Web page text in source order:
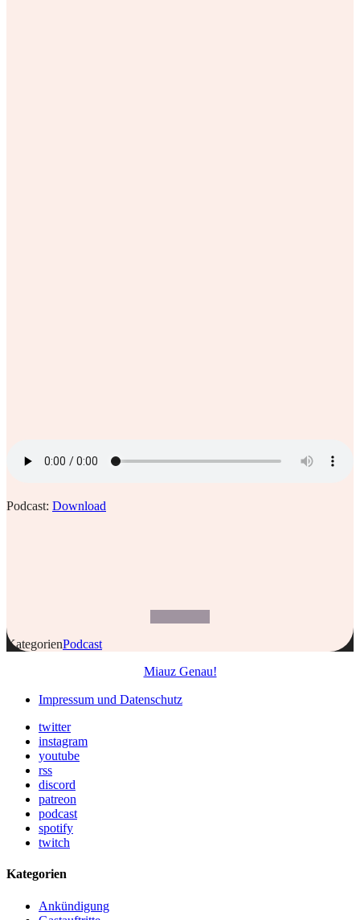
Podcast: Download
KategorienPodcast
Miauz Genau!
Impressum und Datenschutz
twitter
instagram
youtube
rss
discord
patreon
podcast
spotify
twitch
Kategorien
Ankündigung